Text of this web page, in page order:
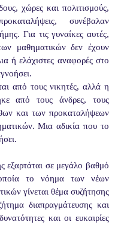
χώρες και πολιτισμούς,
συνέβαλαν
Για τις γυναίκες αυτές,
μαθηματικών δεν έχουν
ή ελάχιστες αναφορές στο
από τους νικητές, αλλά η
από τους άνδρες, τους
και των προκαταλή­ψεων
Μια αδικία που το
εξαρτάται σε μεγάλο βαθμό
το νόημα των νέων
γίνεται θέμα συζήτησης
διαπραγμάτευσης και
και οι ευκαιρίες